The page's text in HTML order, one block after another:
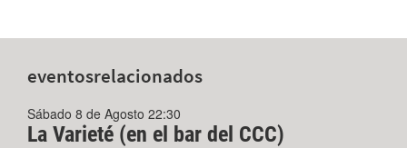
eventosrelacionados
Sábado 8 de Agosto 22:30
La Varieté (en el bar del CCC)